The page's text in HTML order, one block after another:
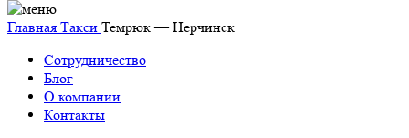
Главная Такси Темрюк — Нерчинск
Сотрудничество
Блог
О компании
Контакты